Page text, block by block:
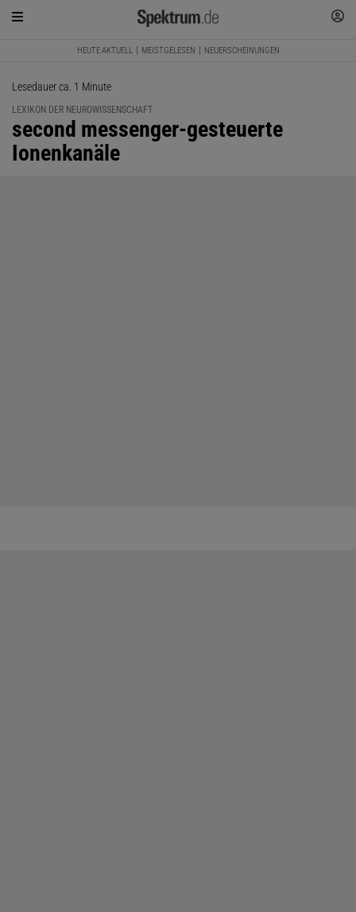
HEUTE AKTUELL MEISTGELESEN NEUERSCHEINUNGEN
Lesedauer ca. 1 Minute
LEXIKON DER NEUROWISSENSCHAFT
:
second messenger-gesteuerte
Ionenkanäle